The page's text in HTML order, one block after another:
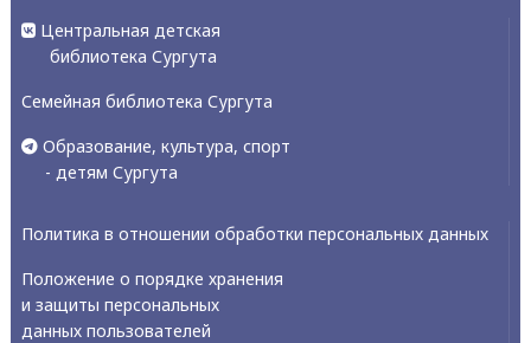
Центральная детская
библиотека Сургута
Семейная библиотека Сургута
Образование, культура, спорт
- детям Сургута
Политика в отношении обработки персональных данных
Положение о порядке хранения
и защиты персональных
данных пользователей